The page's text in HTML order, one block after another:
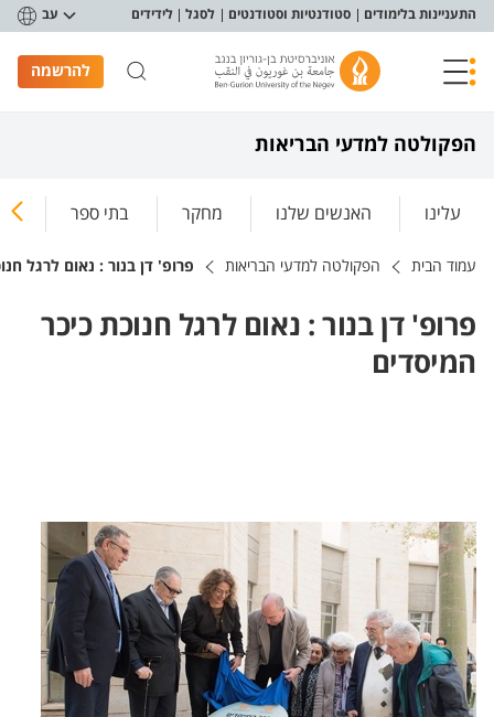
תפריט נגישות
התעניינות בלימודים סטודנטיות וסטודנטים לסגל לידידים עב
להרשמה
הפקולטה למדעי הבריאות
עלינו האנשים שלנו מחקר בתי ספר
עמוד הבית הפקולטה למדעי הבריאות פרופ' דן בנור : נאום לרגל
פרופ' דן בנור : נאום לרגל חנוכת כיכר
המיסדים